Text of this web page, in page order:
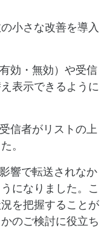
小さな改善を導入
効・無効）や受信
表示できるように
信者がリストの上
。
響で転送されなか
になりました。こ
を把握することが
のご検討に役立ち